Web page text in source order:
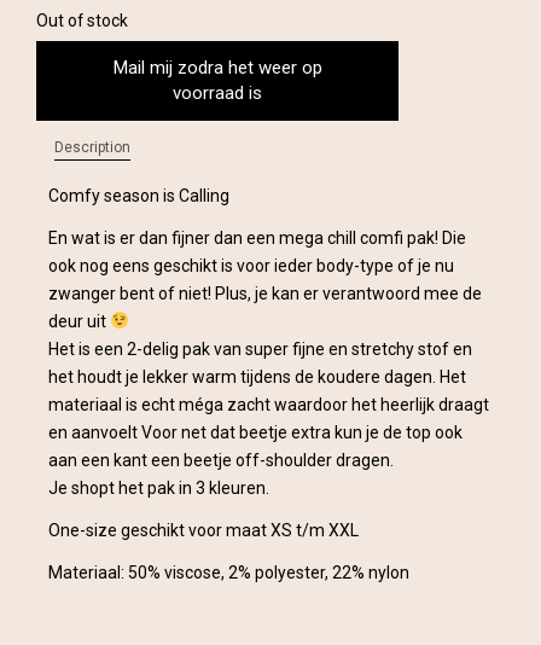
Out of stock
Mail mij zodra het weer op
voorraad is
Description
Comfy season is Calling
En wat is er dan fijner dan een mega chill comfi pak! Die
ook nog eens geschikt is voor ieder body-type of je nu
zwanger bent of niet! Plus, je kan er verantwoord mee de
deur uit
Het is een 2-delig pak van super fijne en stretchy stof en
het houdt je lekker warm tijdens de koudere dagen. Het
materiaal is echt méga zacht waardoor het heerlijk draagt
en aanvoelt Voor net dat beetje extra kun je de top ook
aan een kant een beetje off-shoulder dragen.
Je shopt het pak in 3 kleuren.
One-size geschikt voor maat XS t/m XXL
Materiaal: 50% viscose, 2% polyester, 22% nylon